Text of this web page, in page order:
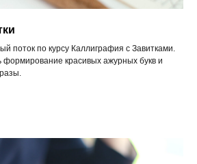
поток по курсу Каллиграфия с Завитками.
красивых ажурных букв и